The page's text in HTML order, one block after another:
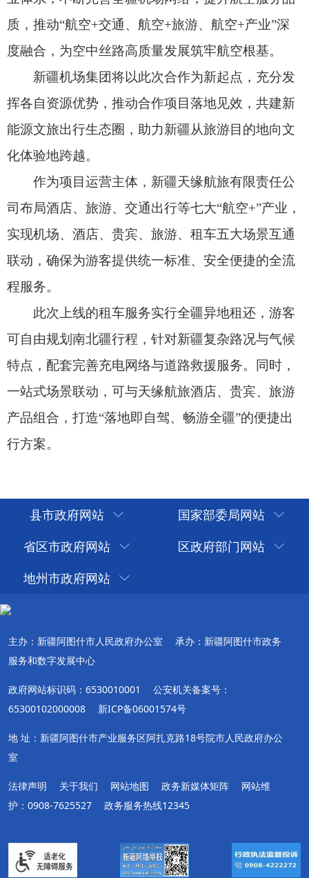
实现机场、酒店、贵宾、旅游、租车五大场景互通
联动，确保为游客提供统一标准、安全便捷的全流
程服务。
此次上线的租车服务实行全疆异地租还，游客
可自由规划南北疆行程，针对新疆复杂路况与气候
一站式场景联动，可与天缘航旅酒店、贵宾、旅游
产品组合，打造“落地即自驾、畅游全疆”的便捷出
行方案。
县市政府网站
国家部委局网站
省区市政府网站
区政府部门网站
地州市政府网站
主办：新疆阿图什市人民政府办公室
承办：新疆阿图什市政务
服务和数字发展中心
政府网站标识码：6530010001
公安机关备案号：
65300102000008
新ICP备06001574号
地 址：新疆阿图什市产业服务区阿扎克路18号院市人民政府办公
室
法律声明 关于我们 网站地图 政务新媒体矩阵
网站维
护：0908-7625527
政务服务热线12345